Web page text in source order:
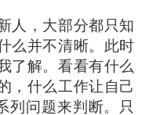
，大部分都只知
么并不清晰。此时
了解。看看有什么
，什么工作让自己
问题来判断。只